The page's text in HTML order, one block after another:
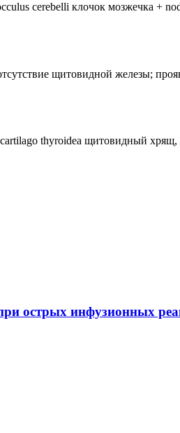
cerebelli клочок мозжечка +
щитовидной железы;
thyroidea щитовидный
острых инфузионных